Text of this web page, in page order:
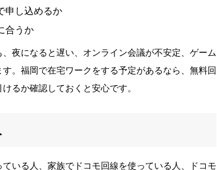
申し込めるか
合うか
、夜になると遅い、オンライン会議が不安定、ゲーム
。福岡で在宅ワークをする予定があるなら、無料回
るか確認しておくと安心です。
いる人、家族でドコモ回線を使っている人、ドコモ